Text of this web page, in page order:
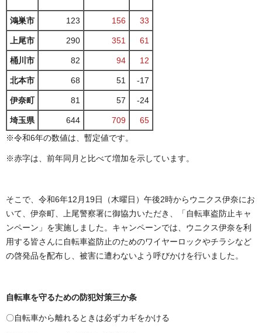
鴻巣市 123 156 33
上尾市 290 351 61
桶川市 82 94 12
北本市 68 51 -17
伊奈町 81 57 -24
埼玉県 644 709
65
※令和6年の数値は、暫定値です。
※赤字は、前年同月と比べて増加を示しています。
そこで、令和6年12月19日（木曜日）午後2時からウニクス伊奈にお
いて、伊奈町、上尾警察署に御協力いただき、「自転車盗防止キャ
ンペーン」を実施しました。キャンペーンでは、ウニクス伊奈を利
用する皆さんに自転車盗防止のためのワイヤーロックやチラシなど
の啓発品を配布し、被害に遭わないよう呼びかけを行いました。
自転車を守るための防犯対策三か条
〇自転車から離れるときは必ずカギをかける